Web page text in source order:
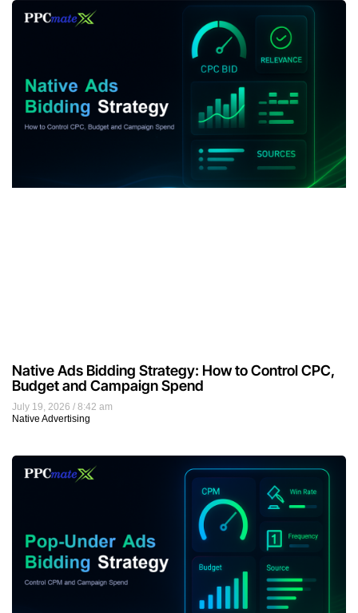
July 19, 2026
8:42 am
Native Advertising
Native Ads Bidding Strategy: How to Control CPC,
Budget and Campaign Spend